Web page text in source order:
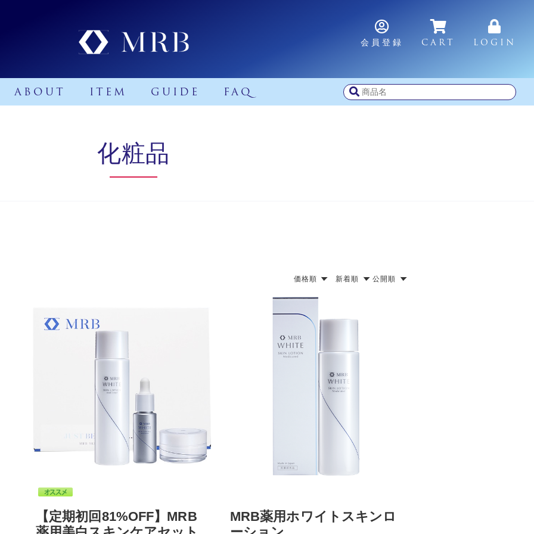
会員登録 CART LOGIN
ABOUT ITEM GUIDE FAQ
化粧品
価格順 新着順 公開順
【定期初回81%OFF】MRB
MRB薬用ホワイトスキンロ